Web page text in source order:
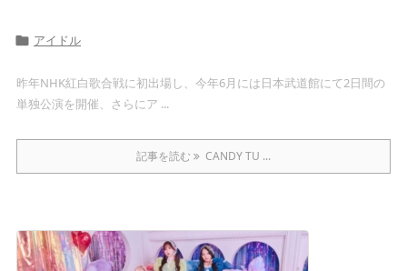
 アイドル
昨年NHK紅白歌合戦に初出場し、今年6月には日本武道館にて2日間の
単独公演を開催、さらにア ...
記事を読む CANDY TU ...